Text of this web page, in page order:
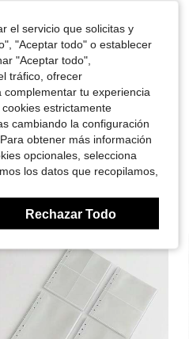
el servicio que solicitas y
"Aceptar todo" o establecer
"Aceptar todo",
tráfico, ofrecer
tu experiencia
estrictamente
cambiando la configuración
obtener más información
opcionales, selecciona
los datos que recopilamos,
Rechazar Todo